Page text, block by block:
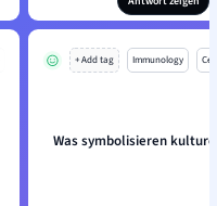
+ Add tag Immunology
Was symbolisieren